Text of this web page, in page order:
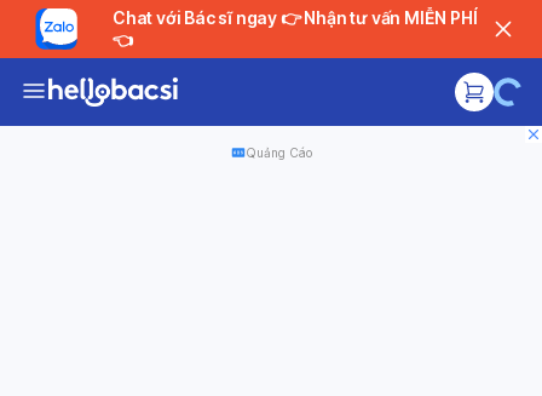
Chat với Bác sĩ ngay 👉 Nhận tư vấn MIỄN PHÍ
👈
Quảng Cáo